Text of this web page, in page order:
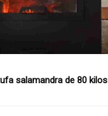
salamandra de 80 kilos